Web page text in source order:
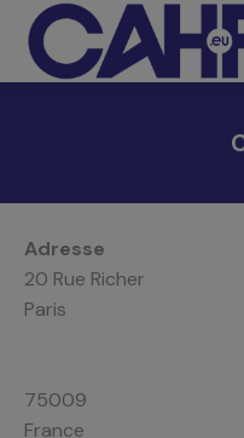
Adresse
20 Rue Richer
Paris
75009
France